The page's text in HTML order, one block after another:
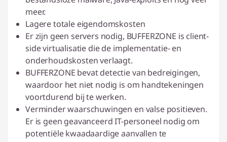
meer.
Lagere totale eigendomskosten
Er zijn geen servers nodig, BUFFERZONE is client-
side virtualisatie die de implementatie- en
onderhoudskosten verlaagt.
BUFFERZONE bevat detectie van bedreigingen,
waardoor het niet nodig is om handtekeningen
voortdurend bij te werken.
Verminder waarschuwingen en valse positieven.
Er is geen geavanceerd IT-personeel nodig om
potentiële kwaadaardige aanvallen te